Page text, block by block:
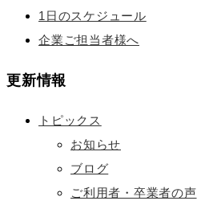
1日のスケジュール
企業ご担当者様へ
更新情報
トピックス
お知らせ
ブログ
ご利用者・卒業者の声